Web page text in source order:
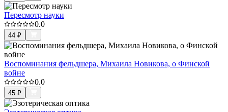
Пересмотр науки
0.0
44 ₽
Воспоминания фельдшера, Михаила Новикова, о Финской
войне
0.0
45 ₽